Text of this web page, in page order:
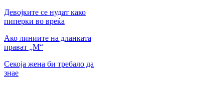
Девојките се нудат како
пиперки во вреќа
Ако линиите на дланката
прават „М“
Секоја жена би требало да
знае